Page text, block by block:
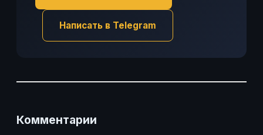
Написать в Telegram
Комментарии